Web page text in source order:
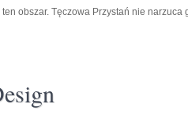
obszar. Tęczowa Przystań nie narzuca